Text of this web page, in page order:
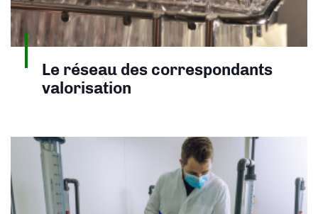
Le réseau des correspondants
valorisation